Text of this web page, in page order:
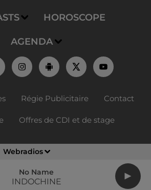
Webradios
No Name
INDOCHINE
HOROSCOPE
AGENDA
Régie Publicitaire Contact
Offres de CDI et de stage